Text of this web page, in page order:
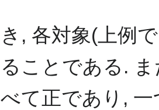
き, 各対象(上例
ることである.
べて正であり,